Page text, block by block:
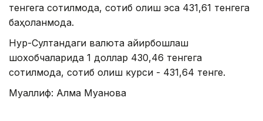
тенгега сотилмоқда, сотиб олиш эса 431,61 тенгега
баҳоланмоқда.
Нур-Султандаги валюта айирбошлаш
шохобчаларида 1 доллар 430,46 тенгега
сотилмоқда, сотиб олиш курси - 431,64 тенге.
Муаллиф: Алма Муқанова